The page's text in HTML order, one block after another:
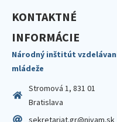
KONTAKTNÉ
INFORMÁCIE
Národný inštitút
mládeže
Stromová 1, 831 01
Bratislava
sekretariat.gr@nivam.sk